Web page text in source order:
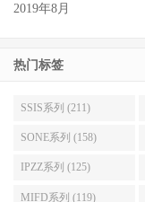
2019年8月
热门标签
SSIS系列 (211)
SONE系列 (158)
IPZZ系列 (125)
MIFD系列 (119)